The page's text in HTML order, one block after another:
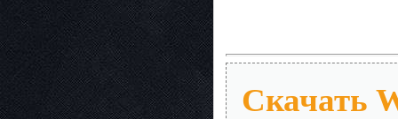
Скачать